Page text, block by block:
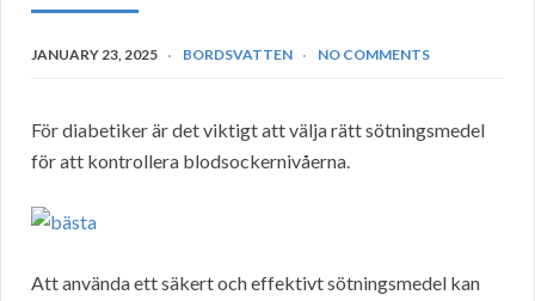
JANUARY 23, 2025 BORDSVATTEN NO COMMENTS
För diabetiker är det viktigt att välja rätt sötningsmedel
för att kontrollera blodsockernivåerna.
Att använda ett säkert och effektivt sötningsmedel kan